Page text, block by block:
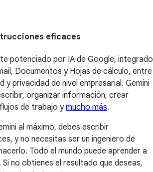
eficaces
potenciado por IA de Google, integrado
Documentos y Hojas de cálculo, entre
y privacidad de nivel empresarial. Gemini
organizar información, crear
de trabajo ymucho más.
al máximo, debes escribir
y no necesitas ser un ingeniero de
Todo el mundo puede aprender a
no obtienes el resultado que deseas,